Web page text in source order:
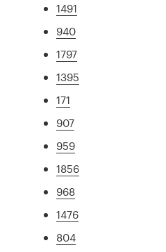
1491
940
1797
1395
171
907
959
1856
968
1476
804